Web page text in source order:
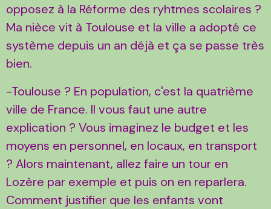
opposez à la Réforme des ryhtmes scolaires ?
Ma nièce vit à Toulouse et la ville a adopté ce
système depuis un an déjà et ça se passe très
bien.
-Toulouse ? En population, c'est la quatrième
ville de France. Il vous faut une autre
explication ? Vous imaginez le budget et les
moyens en personnel, en locaux, en transport
? Alors maintenant, allez faire un tour en
Lozère par exemple et puis on en reparlera.
Comment justifier que les enfants vont